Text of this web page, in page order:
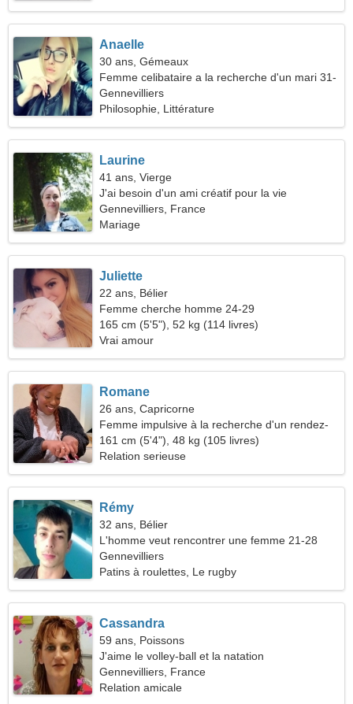
Anaelle
30 ans, Gémeaux
Femme celibataire a la recherche d'un mari 31-
39
Gennevilliers
Philosophie, Littérature
Laurine
41 ans, Vierge
J'ai besoin d'un ami créatif pour la vie
Gennevilliers, France
Mariage
Juliette
22 ans, Bélier
Femme cherche homme 24-29
165 cm (5'5"), 52 kg (114 livres)
Vrai amour
Romane
26 ans, Capricorne
Femme impulsive à la recherche d'un rendez-
vous
161 cm (5'4"), 48 kg (105 livres)
Relation serieuse
Rémy
32 ans, Bélier
L'homme veut rencontrer une femme 21-28
Gennevilliers
Patins à roulettes, Le rugby
Cassandra
59 ans, Poissons
J'aime le volley-ball et la natation
Gennevilliers, France
Relation amicale